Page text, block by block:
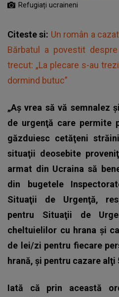
Refugiați ucraineni
Citeste si: Un român a
Bărbatul a povestit
trecut: „La plecare s-au
dormind butuc”
„Aş vrea să vă semnalez
de urgenţă care permite
găzduiesc cetăţeni
situaţii deosebite
armat din Ucraina să
din bugetele
Situaţii de Urgenţă,
pentru Situaţii de
cheltuielilor cu hrana şi
de lei/zi pentru fiecare
hrană, şi pentru cazare alţi
Iată că prin această